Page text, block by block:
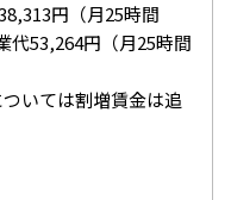
円（月25時間
代53,264円（月25時間
いては割増賃金は追